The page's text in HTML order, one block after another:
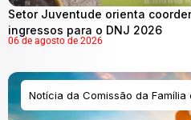
Setor Juventude orienta
ingressos para o DNJ 2026
06 de agosto de 2026
Notícia da Comissão da Família